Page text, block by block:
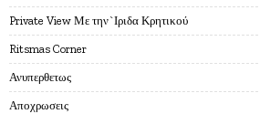
Private View Με την`Ιριδα Κρητικού
Ritsmas Corner
Ανυπερθετως
Αποχρωσεις